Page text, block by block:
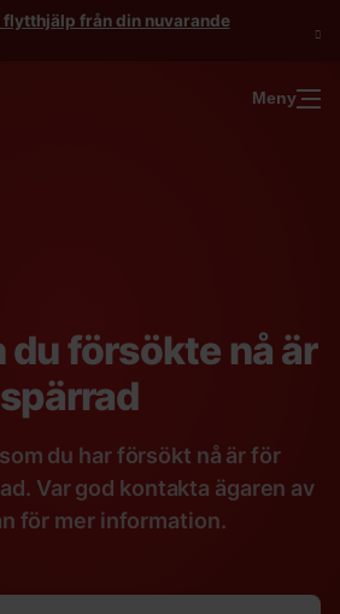
flytthjälp från din nuvarande
Meny
du försökte nå är
spärrad
du har försökt nå är för
Var god kontakta ägaren av
för mer information.